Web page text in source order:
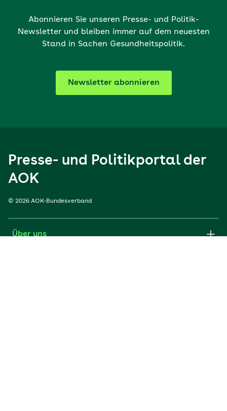
Abonnieren Sie unseren Presse- und Politik-
Newsletter und bleiben immer auf dem neuesten
Stand in Sachen Gesundheitspolitik.
Newsletter abonnieren
Presse- und Politikportal der
AOK
© 2026 AOK-Bundesverband
Über uns